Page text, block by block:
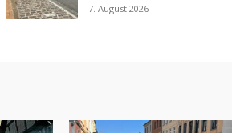
7. August 2026